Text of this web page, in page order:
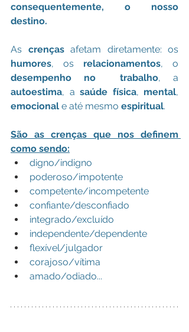
consequentemente, o nosso
destino.
As crenças
humores, os relacionamentos
desempenho no  trabalho
autoestima, a saúde física, mental
emocional e até mesmo espiritual.
São as crenças que nos definem
como sendo:
digno/indigno
poderoso/impotente
competente/incompetente
confiante/desconfiado
integrado/excluído
independente/dependente
flexível/julgador
corajoso/vítima
amado/odiado...